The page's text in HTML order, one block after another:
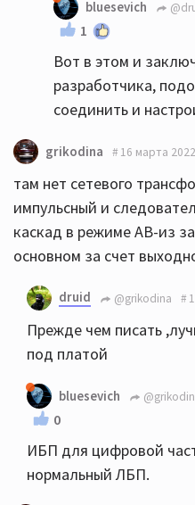
bluesevich
1
Вот в этом и
разработчика,
соединить и
grikodina 16 марта
там нет сетевого
импульсный и
каскад в режиме АВ-из
основном за счет
druid @grikodina
Прежде чем писать
под платой
bluesevich
0
ИБП для цифровой
нормальный ЛБП.